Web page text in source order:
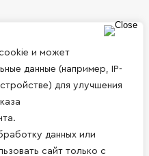
и может
данные (например, IP-
для улучшения
данных или
сайт только с
18:00,